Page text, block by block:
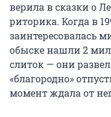
верила в сказки о
риторика. Когда в
заинтересовалась
обыске нашли 2
слиток — они
«благородно»
момент ждала от